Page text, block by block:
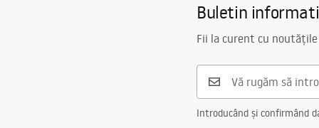
Buletin
Fii la curent cu
Introducând și confirmând